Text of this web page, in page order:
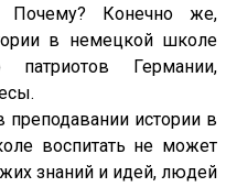
Почему? Конечно же,
в немецкой школе
патриотов Германии,
истории в
воспитать не может
знаний и идей, людей